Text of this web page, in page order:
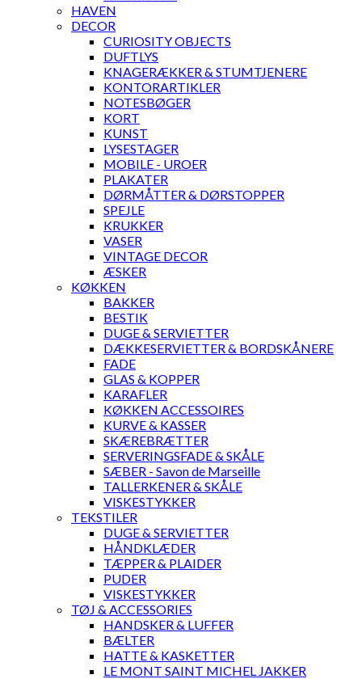
HAVEN
DECOR
CURIOSITY OBJECTS
DUFTLYS
KNAGERÆKKER & STUMTJENERE
KONTORARTIKLER
NOTESBØGER
KORT
KUNST
LYSESTAGER
MOBILE - UROER
PLAKATER
DØRMÅTTER & DØRSTOPPER
SPEJLE
KRUKKER
VASER
VINTAGE DECOR
ÆSKER
KØKKEN
BAKKER
BESTIK
DUGE & SERVIETTER
DÆKKESERVIETTER & BORDSKÅNERE
FADE
GLAS & KOPPER
KARAFLER
KØKKEN ACCESSOIRES
KURVE & KASSER
SKÆREBRÆTTER
SERVERINGSFADE & SKÅLE
SÆBER - Savon de Marseille
TALLERKENER & SKÅLE
VISKESTYKKER
TEKSTILER
DUGE & SERVIETTER
HÅNDKLÆDER
TÆPPER & PLAIDER
PUDER
VISKESTYKKER
TØJ & ACCESSORIES
HANDSKER & LUFFER
BÆLTER
HATTE & KASKETTER
LE MONT SAINT MICHEL JAKKER